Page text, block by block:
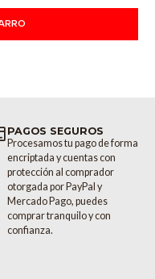
PAGOS SEGUROS
Procesamos tu pago de forma
encriptada y cuentas con
protección al comprador
otorgada por PayPal y
Mercado Pago, puedes
comprar tranquilo y con
confianza.